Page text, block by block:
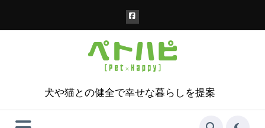
犬や猫との健全で幸せな暮らしを提案